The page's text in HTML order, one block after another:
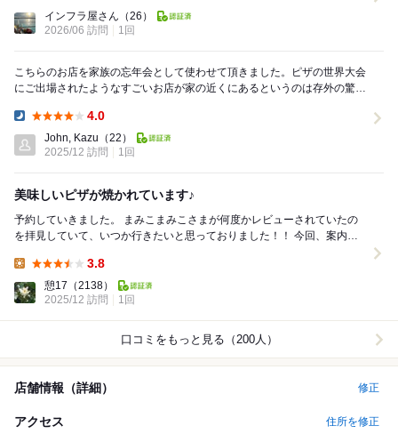
インフラ屋さん （26）
2026/06 訪問
1回
こちらのお店を家族の忘年会として使わせて頂きました。ピザの世界大会
にご出場されたようなすごいお店が家の近くにあるというのは存外の驚き
4.0
John, Kazu （22）
2025/12 訪問
1回
美味しいピザが焼かれています♪
予約していきました。 まみこまみこさまが何度かレビューされていたの
を拝見していて、いつか行きたいと思っておりました！！ 今回、案内さ
3.8
憩17 （2138）
2025/12 訪問
1回
口コミをもっと見る（200人）
店舗情報（詳細） 修正
アクセス 住所を修正